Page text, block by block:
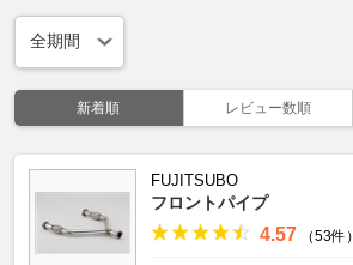
新着順 レビュー数順
FUJITSUBO
フロントパイプ
4.57 （53件）